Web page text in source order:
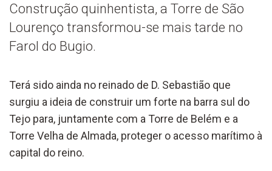
Construção quinhentista, a Torre de São
Lourenço transformou-se mais tarde no
Farol do Bugio.
Terá sido ainda no reinado de D. Sebastião que
surgiu a ideia de construir um forte na barra sul do
Tejo para, juntamente com a Torre de Belém e a
Torre Velha de Almada, proteger o acesso marítimo à
capital do reino.